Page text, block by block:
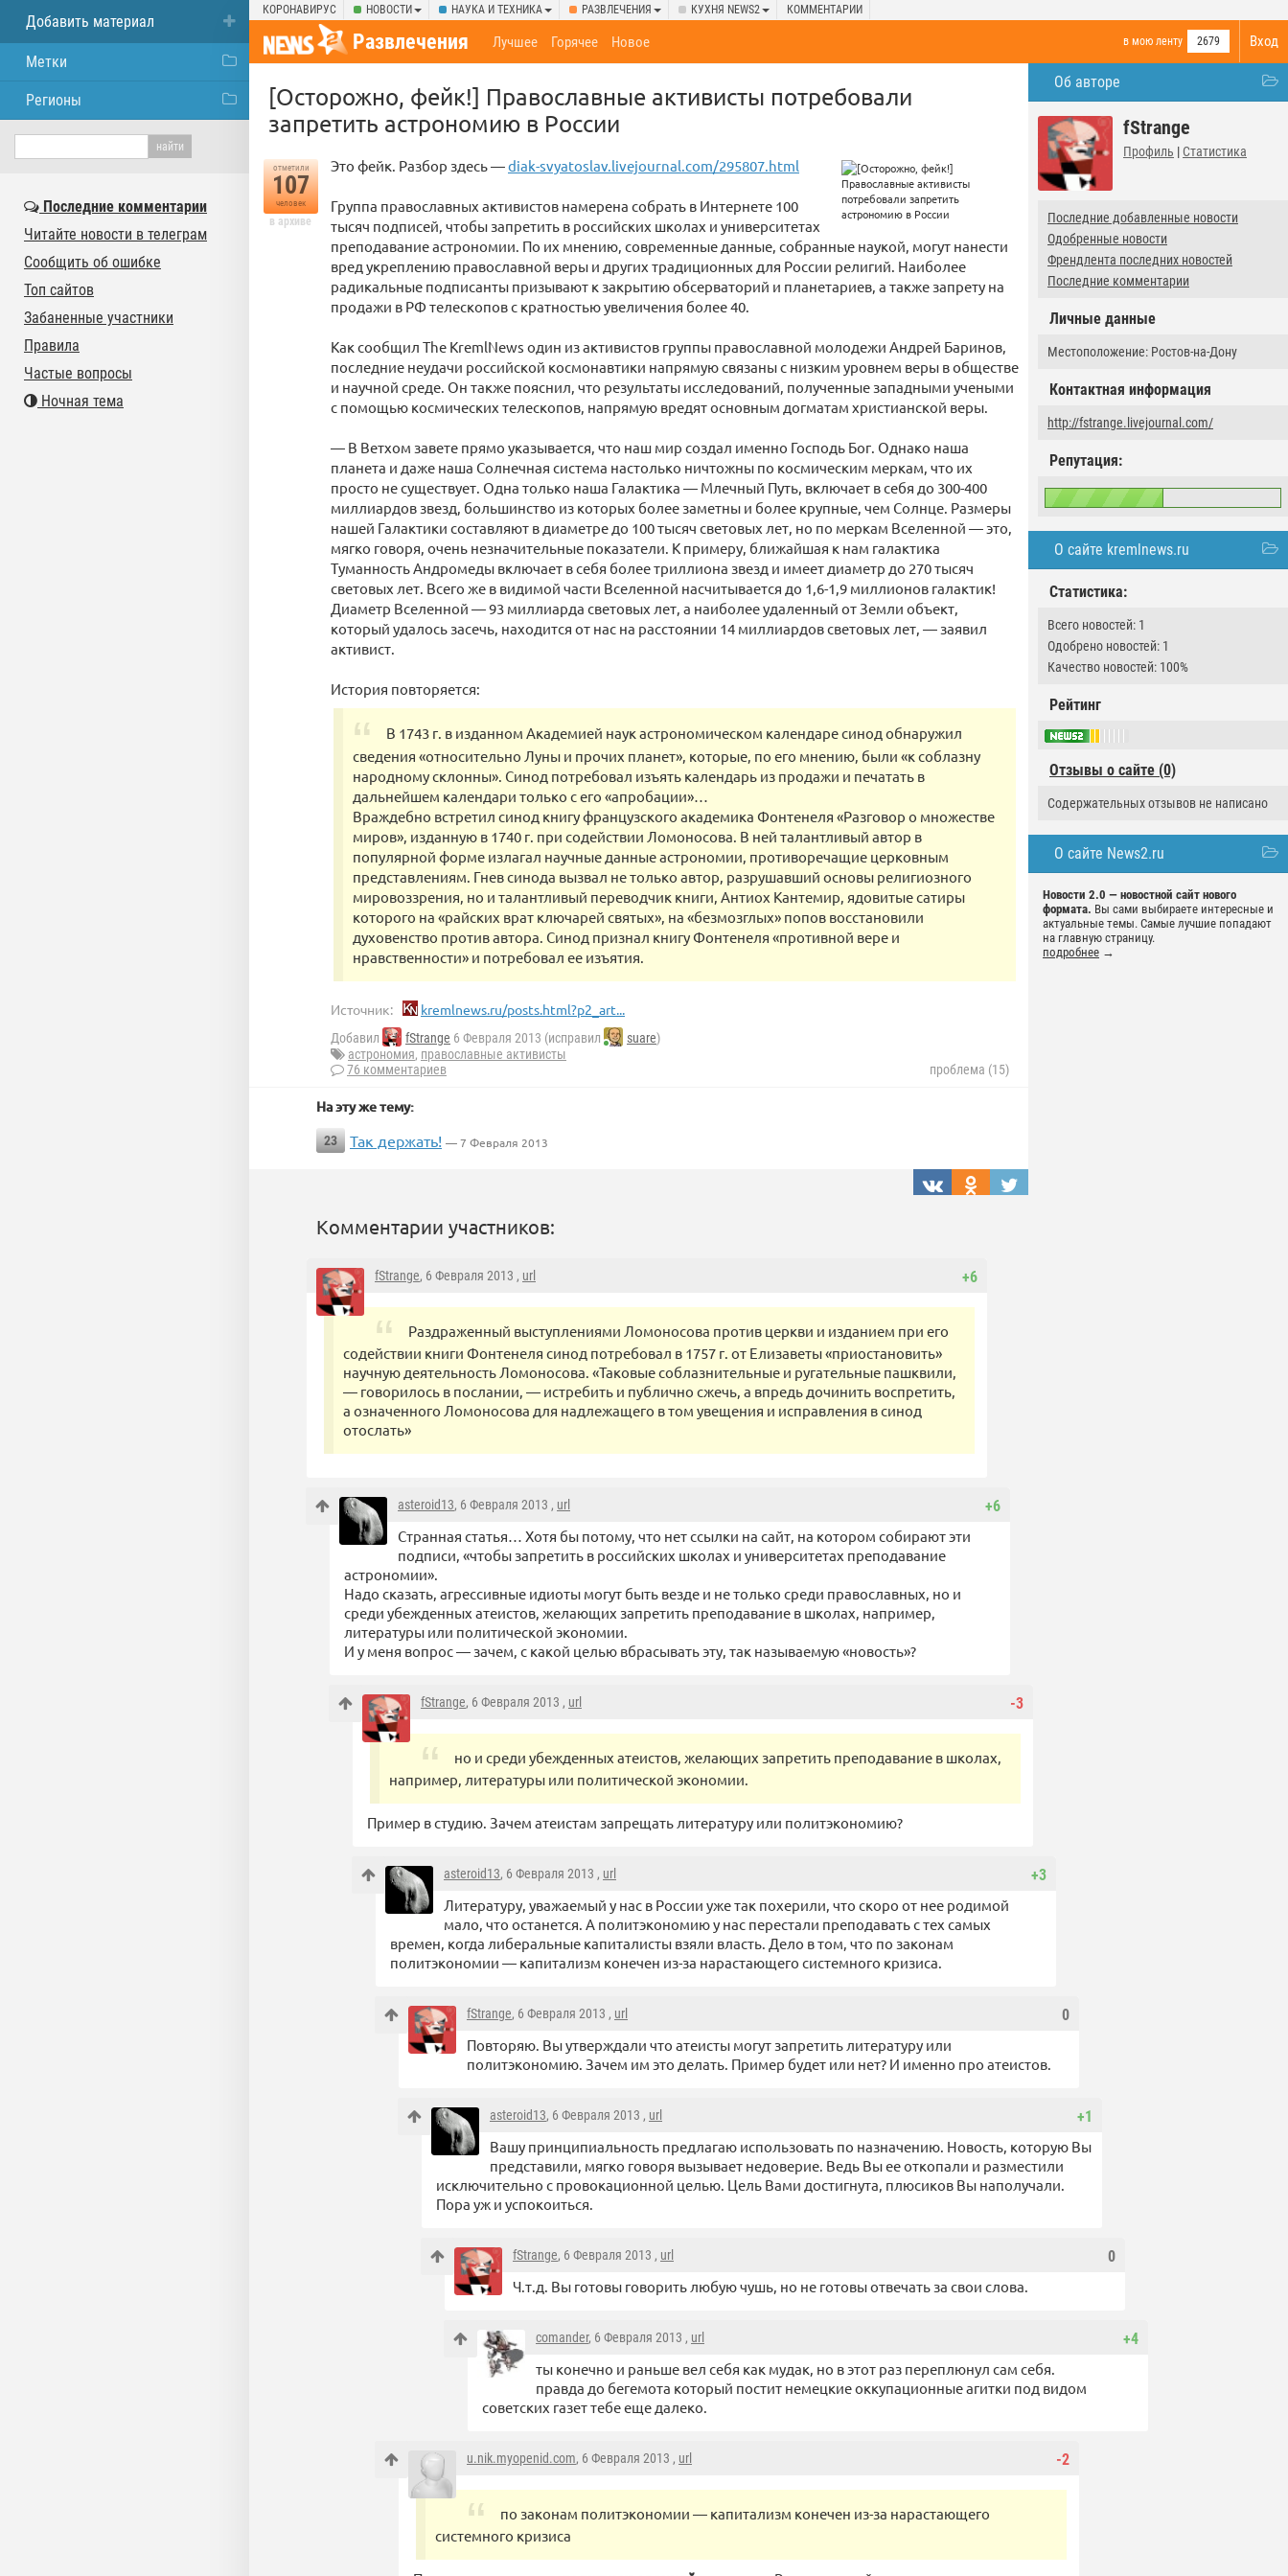
КОРОНАВИРУС НОВОСТИ НАУКА И ТЕХНИКА РАЗВЛЕЧЕНИЯ КУХНЯ NEWS2 КОММЕНТАРИИ
Вход
Развлечения в мою ленту 2679
Лучшее Горячее Новое
Об авторе
fStrange
Профиль | Статистика
Последние добавленные новости
Одобренные новости
Френдлента последних новостей
Последние комментарии
Личные данные
Местоположение: Ростов-на-Дону
Контактная информация
http://fstrange.livejournal.com/
Репутация:
О сайте kremlnews.ru
Статистика:
Всего новостей: 1
Одобрено новостей: 1
Качество новостей: 100%
Рейтинг
Отзывы о сайте (0)
Содержательных отзывов не написано
О сайте News2.ru
Новости 2.0 — новостной сайт нового
формата. Вы сами выбираете интересные и
актуальные темы. Самые лучшие попадают
на главную страницу.
подробнее →
[Осторожно, фейк!] Православные активисты потребовали
запретить астрономию в России
отметили
107
человек
в архиве
Это фейк. Разбор здесь —diak-svyatoslav.livejournal.com/295807.html
Группа православных активистов намерена собрать в Интернете 100
тысяч подписей, чтобы запретить в российских школах и университетах
преподавание астрономии. По их мнению, современные данные, собранные наукой, могут нанести
вред укреплению православной веры и других традиционных для России религий. Наиболее
радикальные подписанты призывают к закрытию обсерваторий и планетариев, а также запрету на
продажи в РФ телескопов с кратностью увеличения более 40.
Как сообщил The KremlNews один из активистов группы православной молодежи Андрей Баринов,
последние неудачи российской космонавтики напрямую связаны с низким уровнем веры в обществе
и научной среде. Он также пояснил, что результаты исследований, полученные западными учеными
с помощью космических телескопов, напрямую вредят основным догматам христианской веры.
— В Ветхом завете прямо указывается, что наш мир создал именно Господь Бог. Однако наша
планета и даже наша Солнечная система настолько ничтожны по космическим меркам, что их
просто не существует. Одна только наша Галактика — Млечный Путь, включает в себя до 300-400
миллиардов звезд, большинство из которых более заметны и более крупные, чем Солнце. Размеры
нашей Галактики составляют в диаметре до 100 тысяч световых лет, но по меркам Вселенной — это,
мягко говоря, очень незначительные показатели. К примеру, ближайшая к нам галактика
Туманность Андромеды включает в себя более триллиона звезд и имеет диаметр до 270 тысяч
световых лет. Всего же в видимой части Вселенной насчитывается до 1,6-1,9 миллионов галактик!
Диаметр Вселенной — 93 миллиарда световых лет, а наиболее удаленный от Земли объект,
который удалось засечь, находится от нас на расстоянии 14 миллиардов световых лет, — заявил
активист.
История повторяется:
В 1743 г. в изданном Академией наук астрономическом календаре синод обнаружил
сведения «относительно Луны и прочих планет», которые, по его мнению, были «к соблазну
народному склонны». Синод потребовал изъять календарь из продажи и печатать в
дальнейшем календари только с его «апробации»…
Враждебно встретил синод книгу французского академика Фонтенеля «Разговор о множестве
миров», изданную в 1740 г. при содействии Ломоносова. В ней талантливый автор в
популярной форме излагал научные данные астрономии, противоречащие церковным
представлениям. Гнев синода вызвал не только автор, разрушавший основы религиозного
мировоззрения, но и талантливый переводчик книги, Антиох Кантемир, ядовитые сатиры
которого на «райских врат ключарей святых», на «безмозглых» попов восстановили
духовенство против автора. Синод признал книгу Фонтенеля «противной вере и
нравственности» и потребовал ее изъятия.
Источник: kremlnews.ru/posts.html?p2_art...
Добавил fStrange 6 Февраля 2013 (исправил suare)
астрономия, православные активисты
76 комментариев
проблема (15)
На эту же тему:
23 Так держать! — 7 Февраля 2013
Комментарии участников:
+6
fStrange, 6 Февраля 2013 , url
Раздраженный выступлениями Ломоносова против церкви и изданием при его
содействии книги Фонтенеля синод потребовал в 1757 г. от Елизаветы «приостановить»
научную деятельность Ломоносова. «Таковые соблазнительные и ругательные пашквили,
— говорилось в послании, — истребить и публично сжечь, а впредь дочинить воспретить,
а означенного Ломоносова для надлежащего в том увещения и исправления в синод
отослать»
+6
asteroid13, 6 Февраля 2013 , url
Странная статья… Хотя бы потому, что нет ссылки на сайт, на котором собирают эти
подписи, «чтобы запретить в российских школах и университетах преподавание
астрономии».
Надо сказать, агрессивные идиоты могут быть везде и не только среди православных, но и
среди убежденных атеистов, желающих запретить преподавание в школах, например,
литературы или политической экономии.
И у меня вопрос — зачем, с какой целью вбрасывать эту, так называемую «новость»?
-3
fStrange, 6 Февраля 2013 , url
но и среди убежденных атеистов, желающих запретить преподавание в школах,
например, литературы или политической экономии.
Пример в студию. Зачем атеистам запрещать литературу или политэкономию?
+3
asteroid13, 6 Февраля 2013 , url
Литературу, уважаемый у нас в России уже так похерили, что скоро от нее родимой
мало, что останется. А политэкономию у нас перестали преподавать с тех самых
времен, когда либеральные капиталисты взяли власть. Дело в том, что по законам
политэкономии — капитализм конечен из-за нарастающего системного кризиса.
0
fStrange, 6 Февраля 2013 , url
Повторяю. Вы утверждали что атеисты могут запретить литературу или
политэкономию. Зачем им это делать. Пример будет или нет? И именно про атеистов.
+1
asteroid13, 6 Февраля 2013 , url
Вашу принципиальность предлагаю использовать по назначению. Новость, которую Вы
представили, мягко говоря вызывает недоверие. Ведь Вы ее откопали и разместили
исключительно с провокационной целью. Цель Вами достигнута, плюсиков Вы наполучали.
Пора уж и успокоиться.
0
fStrange, 6 Февраля 2013 , url
Ч.т.д. Вы готовы говорить любую чушь, но не готовы отвечать за свои слова.
+4
comander, 6 Февраля 2013 , url
ты конечно и раньше вел себя как мудак, но в этот раз переплюнул сам себя.
правда до бегемота который постит немецкие оккупационные агитки под видом
советских газет тебе еще далеко.
-2
u.nik.myopenid.com, 6 Февраля 2013 , url
по законам политэкономии — капитализм конечен из-за нарастающего
системного кризиса
Добавить материал
Метки
Регионы
Последние комментарии
Читайте новости в телеграм
Сообщить об ошибке
Топ сайтов
Забаненные участники
Правила
Частые вопросы
Ночная тема